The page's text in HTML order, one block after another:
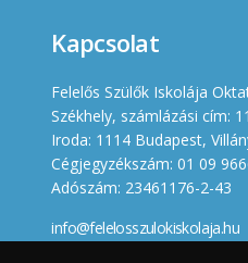
Kapcsolat
Felelős Szülők Iskolája
Székhely, számlázási cím:
Iroda: 1114 Budapest,
Cégjegyzékszám: 01 09
Adószám: 23461176-2-43
info@felelosszulokiskolaja.hu